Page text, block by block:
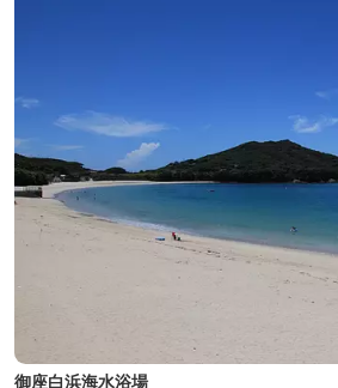
御座白浜海水浴場